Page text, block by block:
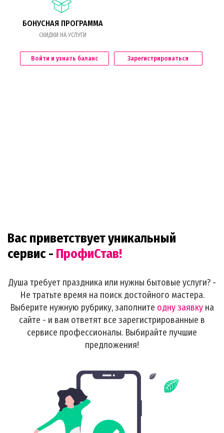
БОНУСНАЯ ПРОГРАММА
СКИДКИ НА УСЛУГИ
Войти и узнать баланс Зарегистрироваться
Вас приветствует уникальный
сервис - ПрофиСтав!
Душа требует праздника или нужны бытовые услуги? -
Не тратьте время на поиск достойного мастера.
Выберите нужную рубрику, заполните одну заявку на
сайте - и вам ответят все зарегистрированные в
сервисе профессионалы. Выбирайте лучшие
предложения!